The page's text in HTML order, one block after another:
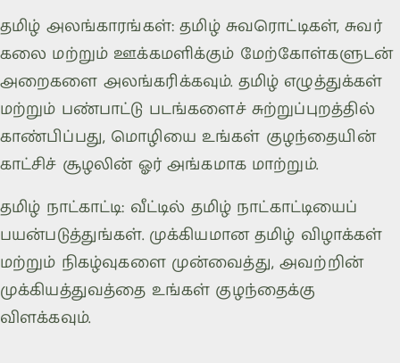
தமிழ் அலங்காரங்கள்: தமிழ் சுவரொட்டிகள், சுவர்
கலை மற்றும் ஊக்கமளிக்கும் மேற்கோள்களுடன்
அறைகளை அலங்கரிக்கவும். தமிழ் எழுத்துக்கள்
மற்றும் பண்பாட்டு படங்களைச் சுற்றுப்புறத்தில்
காண்பிப்பது, மொழியை உங்கள் குழந்தையின்
காட்சிச் சூழலின் ஓர் அங்கமாக மாற்றும்.
தமிழ் நாட்காட்டி: வீட்டில் தமிழ் நாட்காட்டியைப்
பயன்படுத்துங்கள். முக்கியமான தமிழ் விழாக்கள்
மற்றும் நிகழ்வுகளை முன்வைத்து, அவற்றின்
முக்கியத்துவத்தை உங்கள் குழந்தைக்கு
விளக்கவும்.